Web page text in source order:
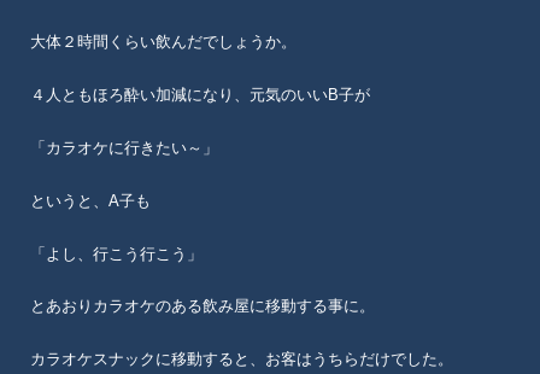
大体２時間くらい飲んだでしょうか。
４人ともほろ酔い加減になり、元気のいいB子が
「カラオケに行きたい～」
というと、A子も
「よし、行こう行こう」
とあおりカラオケのある飲み屋に移動する事に。
カラオケスナックに移動すると、お客はうちらだけでした。